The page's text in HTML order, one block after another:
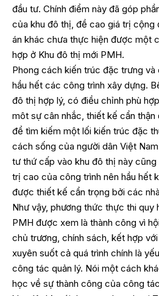
đầu tư. Chính điểm này đã góp
của khu đô thị, đề cao giá trị cộng
án khác chưa thực hiện được một
hợp ở Khu đô thị mới PMH.
Phong cách kiến trúc đặc trưng
hầu hết các công trình xây dựng.
đô thị hợp lý, có điều chỉnh phù
môt sự cân nhắc, thiết kế cẩn
để tìm kiếm một lối kiến trúc đặc
cách sống của người dân Việt
tư thứ cấp vào khu đô thị này
trị cao của công trình nên hầu hết
được thiết kế cẩn trọng bởi các
Như vậy, phương thức thực thi quy
PMH được xem là thành công vì
chủ trương, chính sách, kết hợp
xuyên suốt cả quá trình chính là
công tác quản lý. Nói một cách
học về sự thành công của công